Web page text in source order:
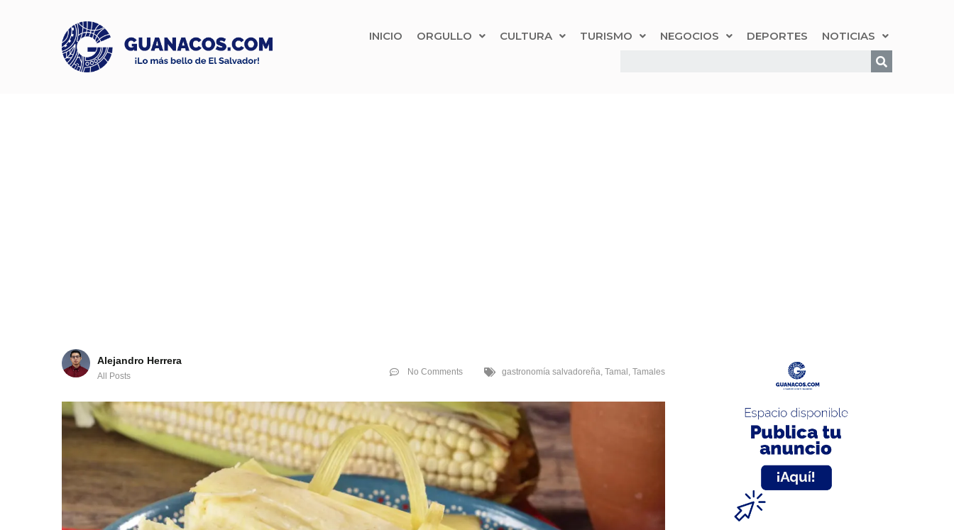
INICIO ORGULLO CULTURA TURISMO NEGOCIOS DEPORTES NOTICIAS
Alejandro Herrera
All Posts No Comments gastronomía salvadoreña Tamal Tamales